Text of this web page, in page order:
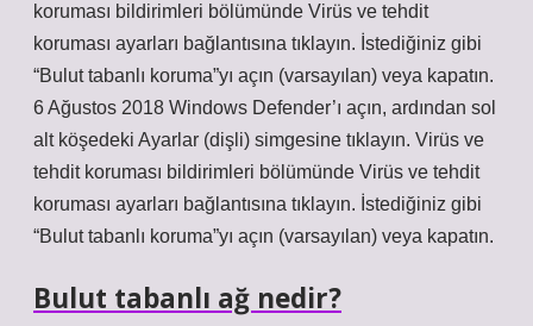
koruması bildirimleri bölümünde Virüs ve tehdit
koruması ayarları bağlantısına tıklayın. İstediğiniz gibi
“Bulut tabanlı koruma”yı açın (varsayılan) veya kapatın.
6 Ağustos 2018 Windows Defender’ı açın, ardından sol
alt köşedeki Ayarlar (dişli) simgesine tıklayın. Virüs ve
tehdit koruması bildirimleri bölümünde Virüs ve tehdit
koruması ayarları bağlantısına tıklayın. İstediğiniz gibi
“Bulut tabanlı koruma”yı açın (varsayılan) veya kapatın.
Bulut tabanlı ağ nedir?